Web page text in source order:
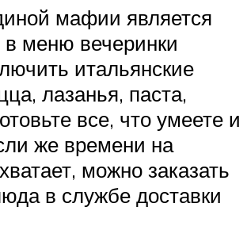
мафии является
в меню вечеринки
итальянские
лазанья, паста,
все, что умеете и
же времени на
можно заказать
в службе доставки